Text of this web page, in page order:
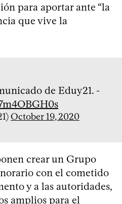
para aportar ante “la
que vive la
de Eduy21. -
October 19, 2020
crear un Grupo
con el cometido
y a las autoridades,
amplios para el